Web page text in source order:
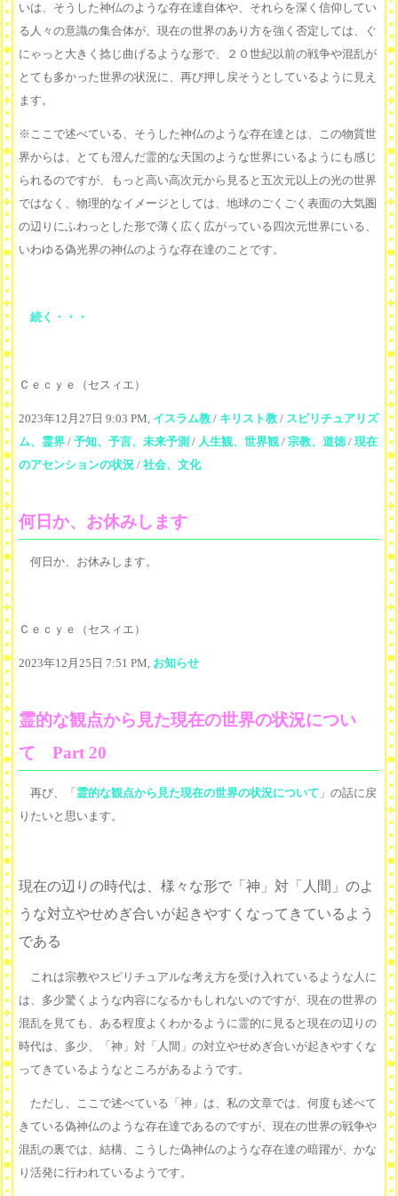
いは、そうした神仏のような存在達自体や、それらを深く信仰してい
る人々の意識の集合体が、現在の世界のあり方を強く否定しては、ぐ
にゃっと大きく捻じ曲げるような形で、２０世紀以前の戦争や混乱が
とても多かった世界の状況に、再び押し戻そうとしているように見え
ます。
※ここで述べている、そうした神仏のような存在達とは、この物質世
界からは、とても澄んだ霊的な天国のような世界にいるようにも感じ
られるのですが、もっと高い高次元から見ると五次元以上の光の世界
ではなく、物理的なイメージとしては、地球のごくごく表面の大気圏
の辺りにふわっとした形で薄く広く広がっている四次元世界にいる、
いわゆる偽光界の神仏のような存在達のことです。
続く・・・
Ｃｅｃｙｅ（セスィエ）
2023年12月27日 9:03 PM, イスラム教 / キリスト教 / スピリチュアリズ
ム、霊界 / 予知、予言、未来予測 / 人生観、世界観 / 宗教、道徳/ 現在
のアセンションの状況 / 社会、文化
何日か、お休みします
何日か、お休みします。
Ｃｅｃｙｅ（セスィエ）
2023年12月25日 7:51 PM, お知らせ
霊的な観点から見た現在の世界の状況につい
て Part 20
再び、「 霊的な観点から見た現在の世界の状況について 」の話に戻
りたいと思います。
現在の辺りの時代は、様々な形で「神」対「人間」のよ
うな対立やせめぎ合いが起きやすくなってきているよう
である
これは宗教やスピリチュアルな考え方を受け入れているような人に
は、多少驚くような内容になるかもしれないのですが、現在の世界の
混乱を見ても、ある程度よくわかるように霊的に見ると現在の辺りの
時代は、多少、「神」対「人間」の対立やせめぎ合いが起きやすくな
ってきているようなところがあるようです。
ただし、ここで述べている「神」は、私の文章では、何度も述べて
きている偽神仏のような存在達であるのですが、現在の世界の戦争や
混乱の裏では、結構、こうした偽神仏のような存在達の暗躍が、かな
り活発に行われているようです。